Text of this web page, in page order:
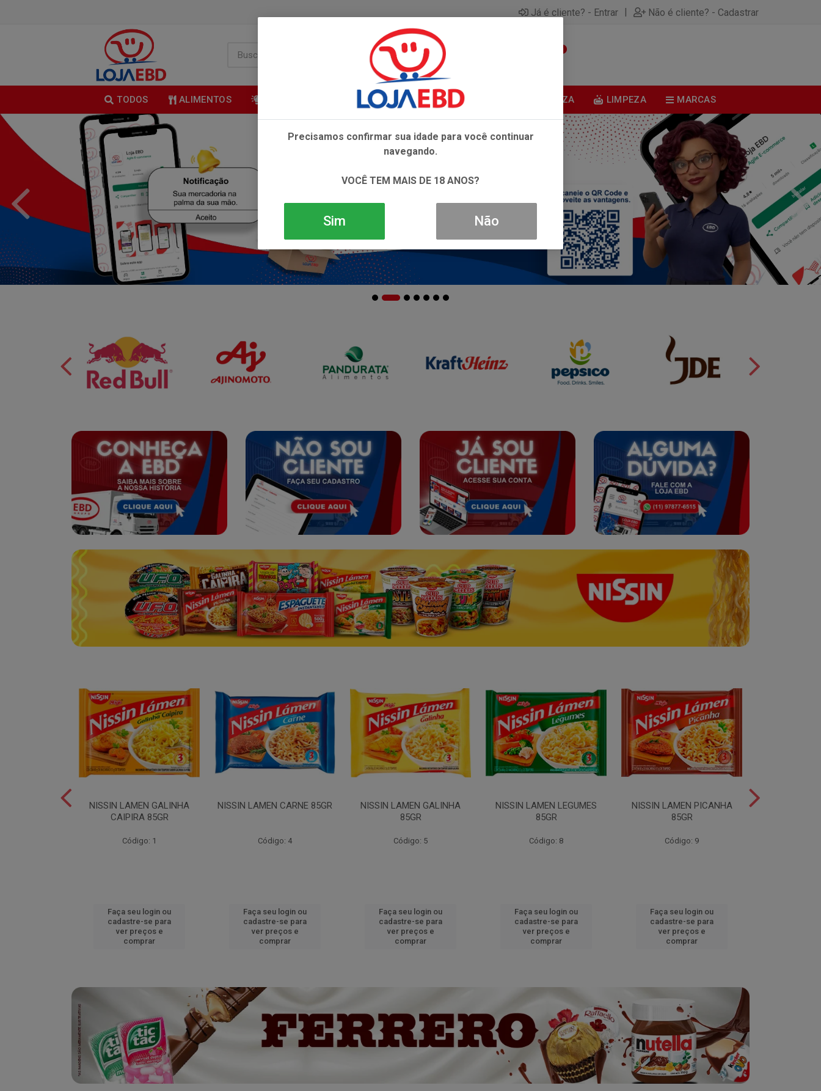
Já é cliente? - Entrar | Não é cliente? - Cadastrar
TODOS ALIMENTOS BEBIDAS CONGELADOS HIGIENE E BELEZA LIMPEZA MARCAS
NISSIN LAMEN GALINHA
CAIPIRA 85GR
Código: 1
Faça seu login ou
cadastre-se para
ver preços e
comprar
NISSIN LAMEN CARNE 85GR
Código: 4
Faça seu login ou
cadastre-se para
ver preços e
comprar
NISSIN LAMEN GALINHA
85GR
Código: 5
Faça seu login ou
cadastre-se para
ver preços e
comprar
NISSIN LAMEN LEGUMES
85GR
Código: 8
Faça seu login ou
cadastre-se para
ver preços e
comprar
NISSIN LAMEN PICANHA
85GR
Código: 9
Faça seu login ou
cadastre-se para
ver preços e
comprar
Precisamos confirmar sua idade para você continuar
navegando.
VOCÊ TEM MAIS DE 18 ANOS?
Sim Não